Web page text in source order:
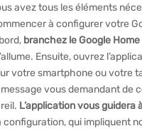
avez tous les éléments
à configurer votre
branchez le Google Home
Ensuite, ouvrez
votre smartphone ou votre
vous demandant de
L’application vous guidera
configuration, qui impliquent